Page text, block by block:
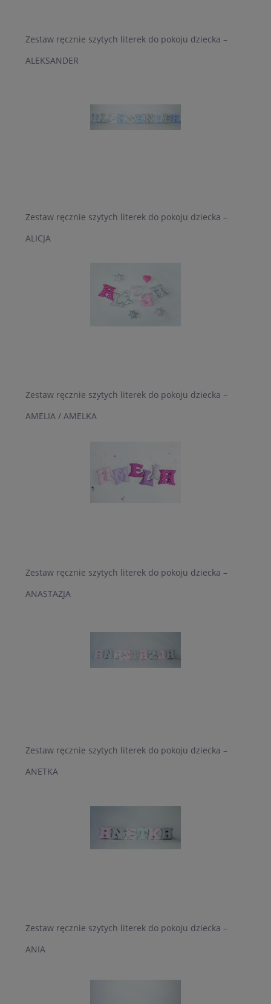
Zestaw ręcznie szytych literek do pokoju dziecka –
ALEKSANDER
Zestaw ręcznie szytych literek do pokoju dziecka –
ALICJA
Zestaw ręcznie szytych literek do pokoju dziecka –
AMELIA / AMELKA
Zestaw ręcznie szytych literek do pokoju dziecka –
ANASTAZJA
Zestaw ręcznie szytych literek do pokoju dziecka –
ANETKA
Zestaw ręcznie szytych literek do pokoju dziecka –
ANIA